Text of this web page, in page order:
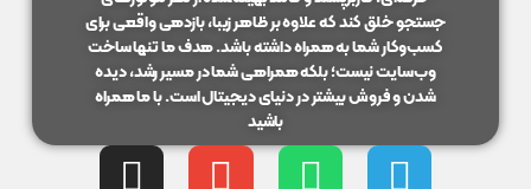
جستجو خلق کند که علاوه بر ظاهر زیبا، بازدهی واقعی برای
کسب‌وکار شما به همراه داشته باشد. هدف ما تنها ساخت
وب‌سایت نیست؛ بلکه همراهی شما در مسیر رشد، دیده
شدن و فروش بیشتر در دنیای دیجیتال است. با ما همراه
باشید